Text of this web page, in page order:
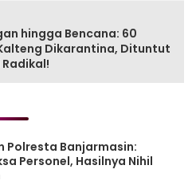
hingga Bencana: 60
Dikarantina, Dituntut
Polresta Banjarmasin:
Personel, Hasilnya Nihil